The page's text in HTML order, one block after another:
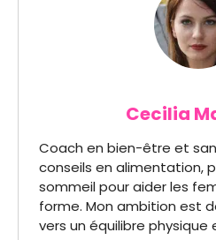
Cecilia
Coach en bien-être et
conseils en alimentation,
sommeil pour aider les
forme. Mon ambition est
vers un équilibre physique